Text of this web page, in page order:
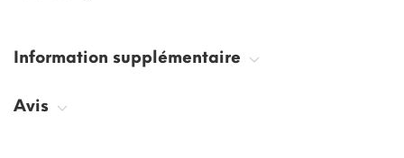
Information supplémentaire
Avis